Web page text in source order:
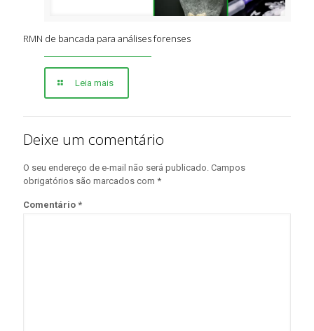
RMN de bancada para análises forenses
Leia mais
Deixe um comentário
O seu endereço de e-mail não será publicado. Campos
obrigatórios são marcados com *
Comentário *